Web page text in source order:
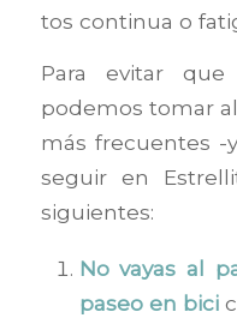
tos continua o
Para evitar
podemos tomar
más frecuentes -
seguir en
siguientes:
No vayas al
paseo en bici